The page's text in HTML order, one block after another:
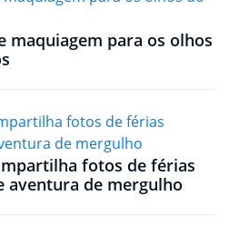
maquiagem para os olhos
fotos de férias
aventura de mergulho